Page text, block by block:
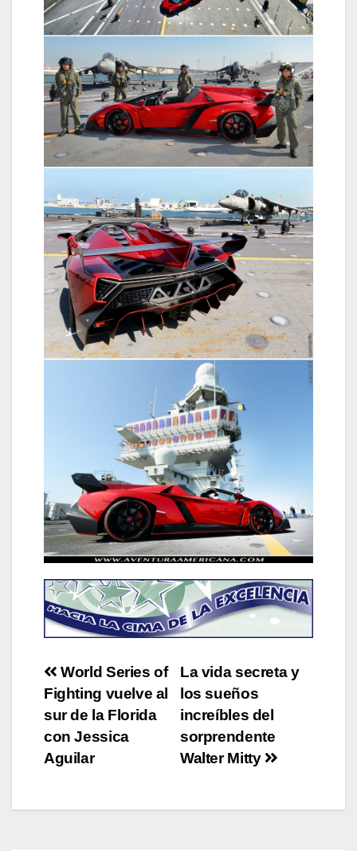
Post
navigation
La vida secreta y
los sueños
increíbles del
sorprendente
Walter Mitty
World Series of
Fighting vuelve al
sur de la Florida
con Jessica
Aguilar